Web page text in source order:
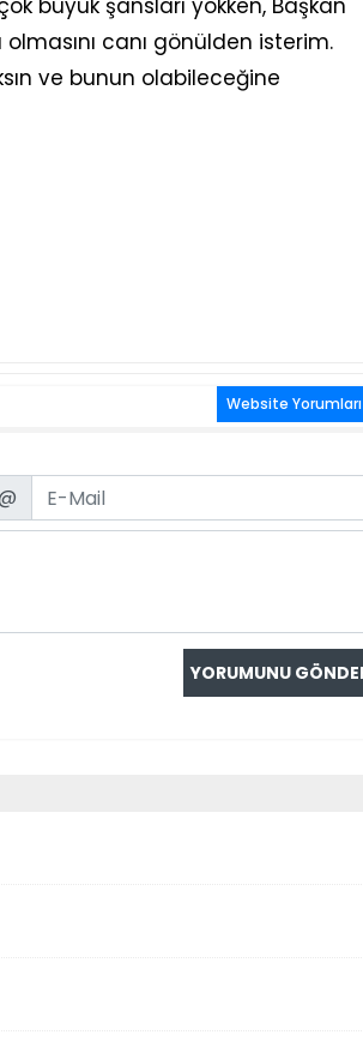
büyük şansları yokken, Başkan
olmasını canı gönülden isterim.
ve bunun olabileceğine
Website Yorumları